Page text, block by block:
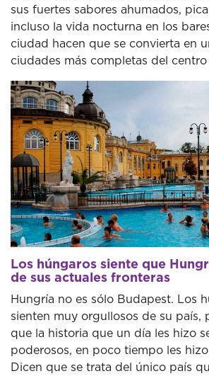
sus fuertes sabores ahumados,
incluso la vida nocturna en los
ciudad hacen que se convierta en
ciudades más completas del
Los húngaros siente que
de sus actuales fronteras
Hungría no es sólo Budapest. Los
sienten muy orgullosos de su país,
que la historia que un día les hizo
poderosos, en poco tiempo les
Dicen que se trata del único país